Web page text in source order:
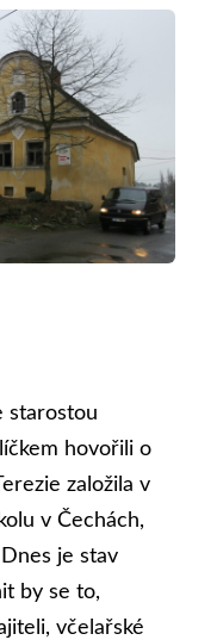
starostou
hovořili o
založila v
v Čechách,
je stav
by se to,
včelařské